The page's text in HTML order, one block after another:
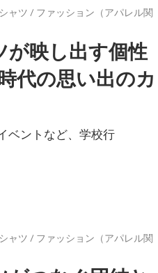
ャツ/ ファッション（アパレル関
が映し出す個性
代の思い出のカ
ベントなど、学校行
ャツ/ ファッション（アパレル関